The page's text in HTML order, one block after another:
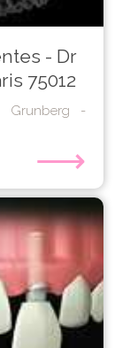
- Dr
75012
Grunberg -
⟶